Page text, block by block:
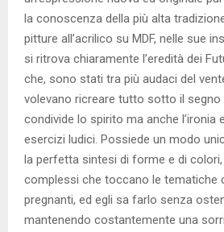
la conoscenza della più alta
pitture all’acrilico su MDF, nelle sue
si ritrova chiaramente l’eredità dei
che, sono stati tra più audaci del
volevano ricreare tutto sotto il segno
condivide lo spirito ma anche l’ironia
esercizi ludici. Possiede un modo
la perfetta sintesi di forme e di
complessi che toccano le tematiche
pregnanti, ed egli sa farlo senza
mantenendo costantemente una